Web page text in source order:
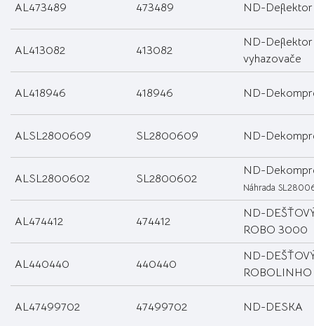
AL473489 473489 ND-Deflektor
AL413082 413082
ND-Deflektor
vyhazovače
AL418946 418946 ND-
ALSL2800609 SL2800609 ND-
ALSL2800602 SL2800602
ND-
Náhrada
AL474412 474412
ND-
ROBO 3000
AL440440 440440
ND-
ROBOLINHO
AL47499702 47499702 ND-DESKA